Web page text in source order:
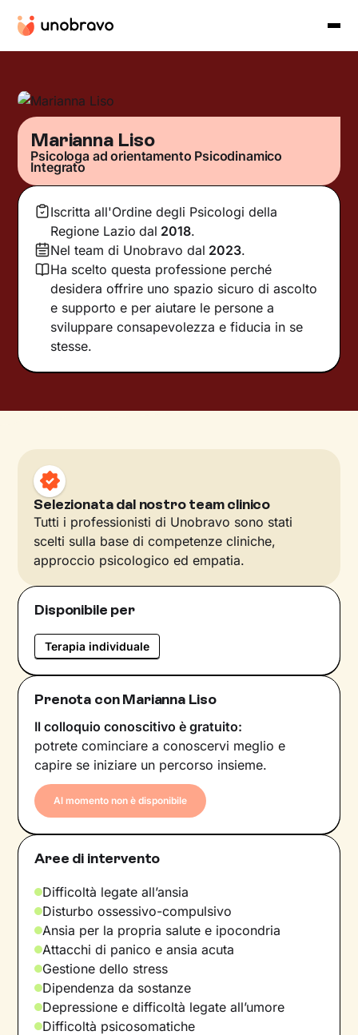
Marianna Liso
Psicologa ad orientamento Psicodinamico
Integrato
Iscritta all'Ordine degli Psicologi della
Regione Lazio dal 2018.
Nel team di Unobravo dal 2023.
Ha scelto questa professione perché
desidera offrire uno spazio sicuro di ascolto
e supporto e per aiutare le persone a
sviluppare consapevolezza e fiducia in se
stesse.
Selezionata dal nostro team clinico
Tutti i professionisti di Unobravo sono stati
scelti sulla base di competenze cliniche,
approccio psicologico ed empatia.
Disponibile per
Terapia individuale
Prenota con Marianna Liso
Il colloquio conoscitivo è gratuito:
potrete cominciare a conoscervi meglio e
capire se iniziare un percorso insieme.
Al momento non è disponibile
Aree di intervento
Difficoltà legate all’ansia
Disturbo ossessivo-compulsivo
Ansia per la propria salute e ipocondria
Attacchi di panico e ansia acuta
Gestione dello stress
Dipendenza da sostanze
Depressione e difficoltà legate all’umore
Difficoltà psicosomatiche